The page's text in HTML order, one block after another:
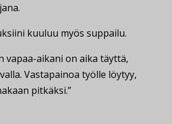
kuuluu myös suppailu.
vapaa-aikani on aika täyttä,
Vastapainoa työlle löytyy,
pitkäksi.”